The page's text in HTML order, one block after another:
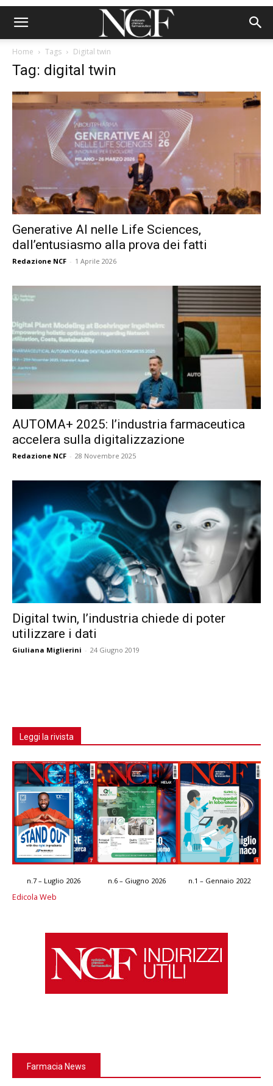
Home Tags Digital twin
Tag: digital twin
Generative AI nelle Life Sciences,
dall’entusiasmo alla prova dei fatti
Redazione NCF - 1 Aprile 2026
AUTOMA+ 2025: l’industria farmaceutica
accelera sulla digitalizzazione
Redazione NCF - 28 Novembre 2025
Digital twin, l’industria chiede di poter
utilizzare i dati
Giuliana Miglierini - 24 Giugno 2019
Leggi la rivista
n.7 – Luglio 2026 n.6 – Giugno 2026 n.1 – Gennaio 2022
Edicola Web
Farmacia News